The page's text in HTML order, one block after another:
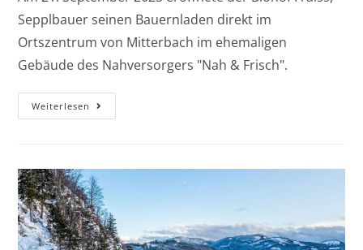
Sepplbauer seinen Bauernladen direkt im
Ortszentrum von Mitterbach im ehemaligen
Gebäude des Nahversorgers "Nah & Frisch".
Weiterlesen